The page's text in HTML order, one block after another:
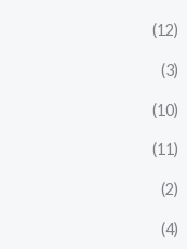
(12)
(3)
(10)
(11)
(2)
(4)